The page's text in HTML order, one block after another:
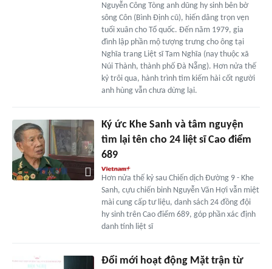
Nguyễn Công Tòng anh dũng hy sinh bên bờ
sông Côn (Bình Định cũ), hiến dâng trọn vẹn
tuổi xuân cho Tổ quốc. Đến năm 1979, gia
đình lập phần mộ tượng trưng cho ông tại
Nghĩa trang Liệt sĩ Tam Nghĩa (nay thuộc xã
Núi Thành, thành phố Đà Nẵng). Hơn nửa thế
kỷ trôi qua, hành trình tìm kiếm hài cốt người
anh hùng vẫn chưa dừng lại.
Ký ức Khe Sanh và tâm nguyện
tìm lại tên cho 24 liệt sĩ Cao điểm
689
Hơn nửa thế kỷ sau Chiến dịch Đường 9 - Khe
Sanh, cựu chiến binh Nguyễn Văn Hợi vẫn miệt
mài cung cấp tư liệu, danh sách 24 đồng đội
hy sinh trên Cao điểm 689, góp phần xác định
danh tính liệt sĩ
Đổi mới hoạt động Mặt trận từ